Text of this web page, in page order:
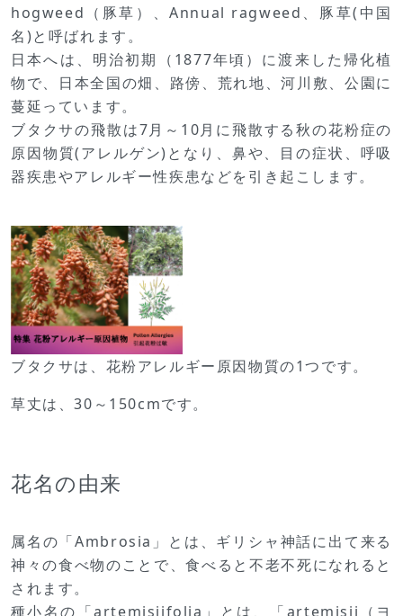
hogweed（豚草）、Annual ragweed、豚草(中国
名)と呼ばれます。
日本へは、明治初期（1877年頃）に渡来した帰化植
物で、日本全国の畑、路傍、荒れ地、河川敷、公園に
蔓延っています。
ブタクサの飛散は7月～10月に飛散する秋の花粉症の
原因物質(アレルゲン)となり、鼻や、目の症状、呼吸
器疾患やアレルギー性疾患などを引き起こします。
ブタクサは、花粉アレルギー原因物質の1つです。
草丈は、30～150cmです。
花名の由来
属名の「Ambrosia」とは、ギリシャ神話に出て来る
神々の食べ物のことで、食べると不老不死になれると
されます。
種小名の「artemisiifolia」とは、「artemisii（ヨ